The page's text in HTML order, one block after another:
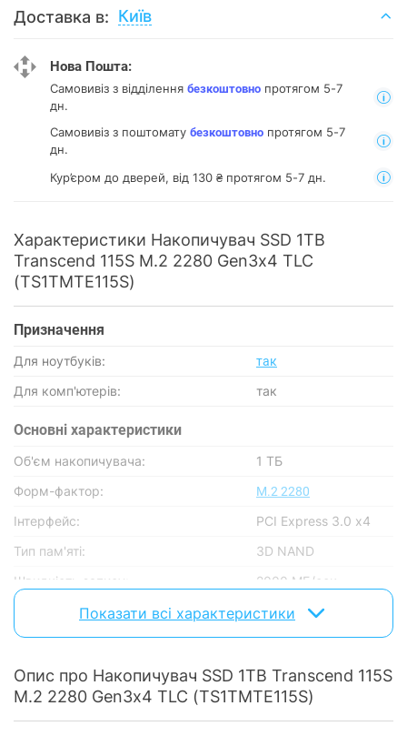
Доставка в: Київ
Нова Пошта:
Самовивіз з відділення безкоштовно протягом 5-7
дн.
Самовивіз з поштомату безкоштовно протягом 5-7
дн.
Кур’єром до дверей, від 130 ₴ протягом 5-7 дн.
Характеристики Накопичувач SSD 1TB
Transcend 115S M.2 2280 Gen3x4 TLC
(TS1TMTE115S)
Призначення
Для ноутбуків: так
Для комп'ютерів: так
Основнi характеристики
Об'єм накопичувача:
1 ТБ
Форм-фактор:
M.2 2280
Інтерфейс:
PCI Express 3.0 x4
Тип пам'яті:
3D NAND
Швидкість запису:
2000 МБ/сек
Швидкість зчитування:
3200 МБ/сек
Час напрацювання на відмову:
2 млн годин
Особливості
Показати всі характеристики
Опис про Накопичувач SSD 1TB Transcend 115S
M.2 2280 Gen3x4 TLC (TS1TMTE115S)